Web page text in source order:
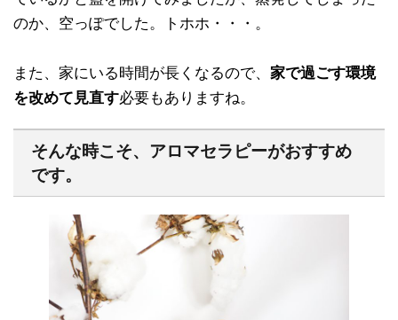
のか、空っぽでした。トホホ・・・。
また、家にいる時間が長くなるので、 家で過ごす環境
を改めて見直す必要もありますね。
そんな時こそ、アロマセラピーがおすすめ
です。